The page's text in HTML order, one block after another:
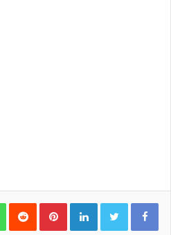
LinkedIn
Pinterest